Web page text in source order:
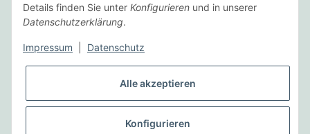
Gesetzliche Informationen
Details finden Sie unter Konfigurieren und in unserer
Datenschutzerklärung.
Impressum Datenschutz
Alle akzeptieren
Konfigurieren